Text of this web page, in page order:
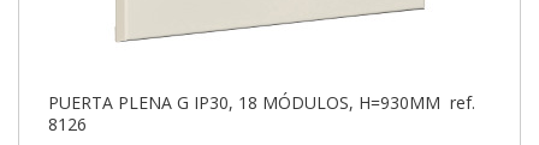
PUERTA PLENA G IP30, 18 MÓDULOS, H=930MM ref.
8126